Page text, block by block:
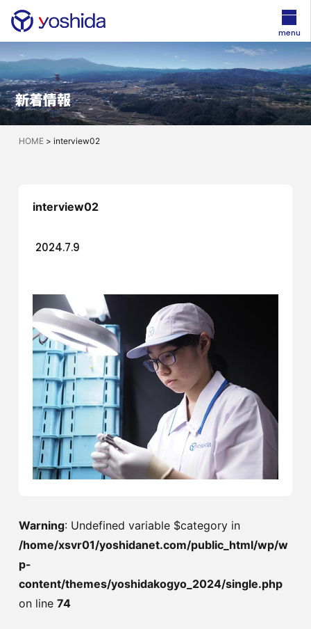
新着情報
HOME> interview02
interview02
2024.7.9
Warning: Undefined variable $category in
/home/xsvr01/yoshidanet.com/public_html/wp/w
p-
content/themes/yoshidakogyo_2024/single.php
on line 74
menu